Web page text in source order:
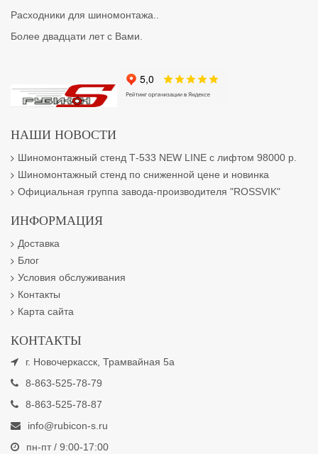
Расходники для шиномонтажа..
Более двадцати лет с Вами.
НАШИ НОВОСТИ
Шиномонтажный стенд Т-533 NEW LINE с лифтом 98000 р.
Шиномонтажный стенд по сниженной цене и новинка
Официальная группа завода-производителя "ROSSVIK"
ИНФОРМАЦИЯ
Доставка
Блог
Условия обслуживания
Контакты
Карта сайта
КОНТАКТЫ
г. Новочеркасск, Трамвайная 5а
8-863-525-78-79
8-863-525-78-87
info@rubicon-s.ru
пн-пт / 9:00-17:00